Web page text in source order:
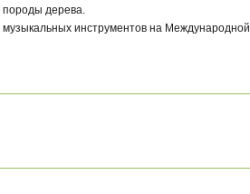
породы дерева.
инструментов на Международной